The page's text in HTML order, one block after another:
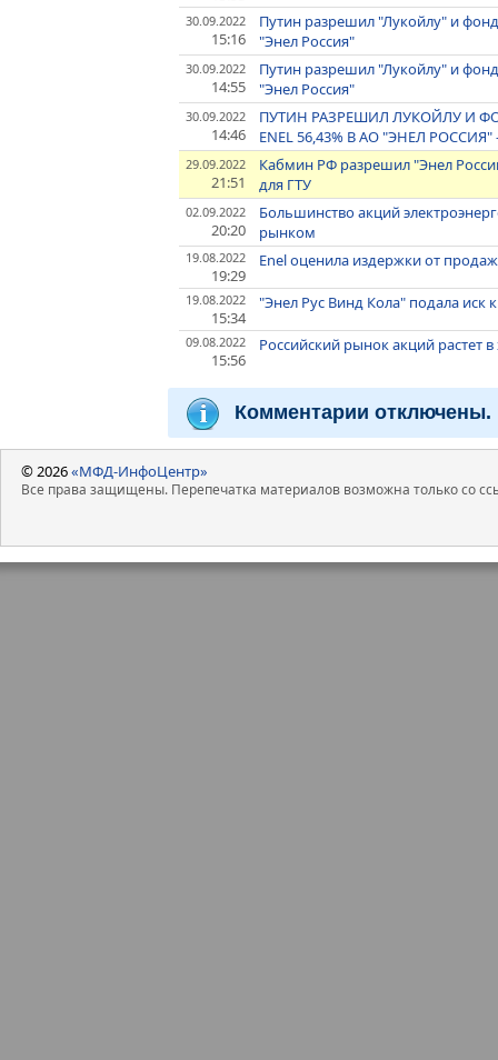
30.09.2022
15:16
Путин разрешил "Лукойлу" и
"Энел Россия"
30.09.2022
14:55
Путин разрешил "Лукойлу" и
"Энел Россия"
30.09.2022
14:46
ПУТИН РАЗРЕШИЛ ЛУКОЙЛУ И
ENEL 56,43% В АО "ЭНЕЛ
29.09.2022
21:51
Кабмин РФ разрешил "Энел
для ГТУ
02.09.2022
20:20
Большинство акций
рынком
19.08.2022
19:29
Enel оценила издержки от
19.08.2022
15:34
"Энел Рус Винд Кола" подала иск
09.08.2022
15:56
Российский рынок акций растет
Комментарии отключены.
© 2026«МФД-ИнфоЦентр»
Все права защищены. Перепечатка материалов возможна только со